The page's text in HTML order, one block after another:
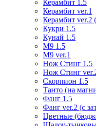
Керамбит 1.5
Керамбит ver.1
Керамбит ver.2
Кукри 1.5
Кунай 1.5
М9 1.5
М9 ver.1
Нож Стинг 1.5
Нож Стинг
Скорпион 1.5
Танто (на
Фанг 1.5
Фанг ver.2 (с
Цветные